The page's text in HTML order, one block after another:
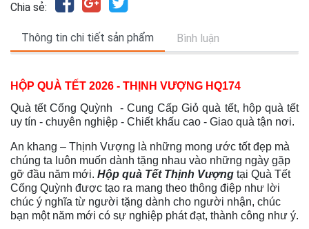
Chia sẻ:
Thông tin chi tiết sản phẩm Bình luận
HỘP QUÀ TẾT 2026 - THỊNH VƯỢNG HQ174
Quà tết Cống Quỳnh - Cung Cấp Giỏ quà tết, hộp quà tết
uy tín - chuyên nghiệp - Chiết khấu cao - Giao quà tận nơi.
An khang – Thịnh Vượng là những mong ước tốt đẹp mà
chúng ta luôn muốn dành tặng nhau vào những ngày gặp
gỡ đầu năm mới. Hộp quà Tết Thịnh Vượng tại Quà Tết
Cống Quỳnh được tạo ra mang theo thông điệp như lời
chúc ý nghĩa từ người tặng dành cho người nhận, chúc
bạn một năm mới có sự nghiệp phát đạt, thành công như ý.